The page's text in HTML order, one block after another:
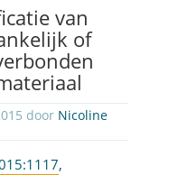
van
of
door Nicoline
,